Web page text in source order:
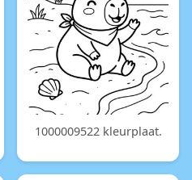
1000009522 kleurplaat.